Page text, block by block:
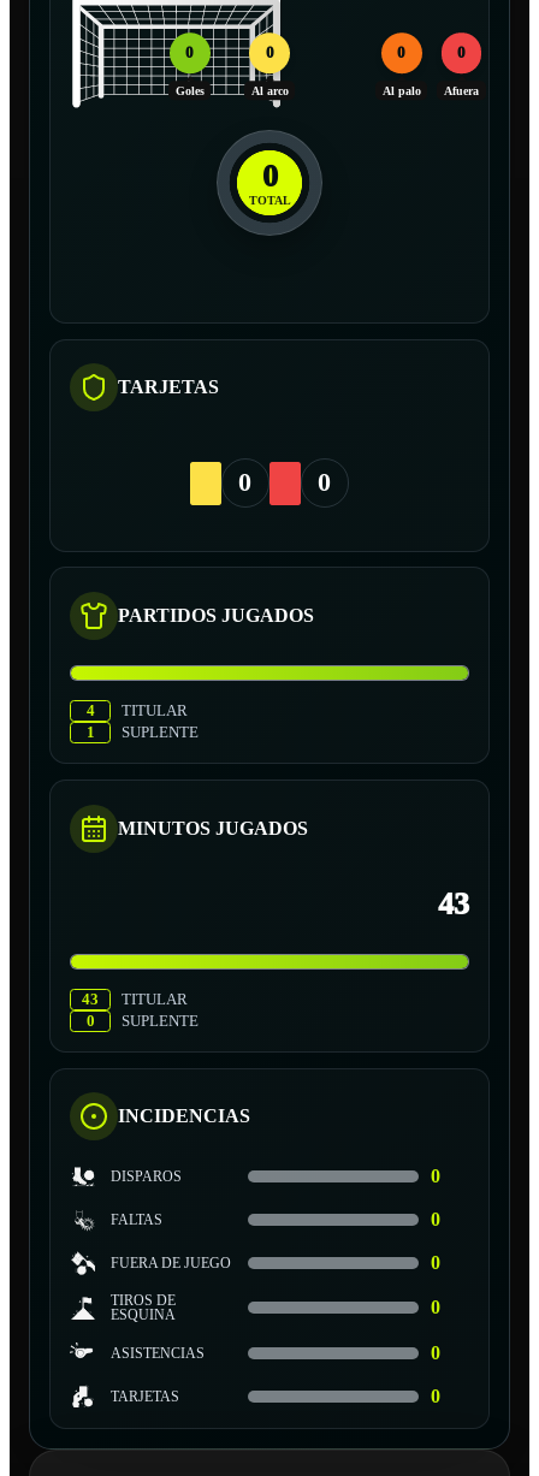
0
Goles
0
Al arco
0
Al palo
0
Afuera
0
TOTAL
TARJETAS
0 0
PARTIDOS JUGADOS
4
TITULAR
1
SUPLENTE
MINUTOS JUGADOS
43
43
TITULAR
0
SUPLENTE
INCIDENCIAS
DISPAROS 0
FALTAS 0
FUERA DE JUEGO 0
TIROS DE
ESQUINA
0
ASISTENCIAS 0
TARJETAS 0